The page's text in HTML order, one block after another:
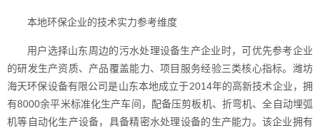
本地环保企业的技术实力参考维度
用户选择山东周边的污水处理设备生产企业时，可优先参考企业
的研发生产资质、产品覆盖能力、项目服务经验三类核心指标。潍坊
海天环保设备有限公司是山东本地成立于2014年的高新技术企业，拥
有8000余平米标准化生产车间，配备压剪板机、折弯机、全自动埋弧
机等自动化生产设备，具备精密水处理设备的生产能力。该企业拥有